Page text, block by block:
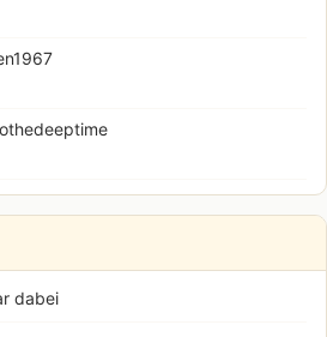
dabei